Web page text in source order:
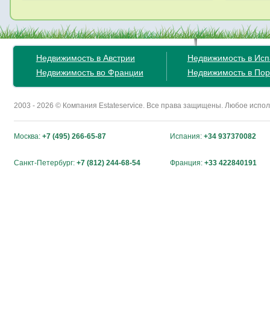
Недвижимость в Австрии
Недвижимость во Франции
Недвижимость в
Недвижимость в
2003 - 2026 © Компания Estateservice. Все права защищены. Любое
Москва: +7 (495) 266-65-87 Испания: +34 937370082
Санкт-Петербург: +7 (812) 244-68-54 Франция: +33 422840191